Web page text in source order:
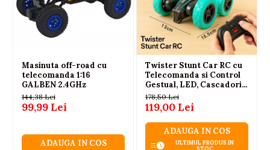
Masinuta off-road cu
telecomanda 1:16
GALBEN 2.4GHz
144,38 Lei
99,99 Lei
ADAUGA IN COS
Twister Stunt Car RC cu
Telecomanda si Control
Gestual, LED, Cascadorii
360
178,50 Lei
119,00 Lei
ADAUGA IN COS
ULTIMUL PRODUS IN
STOC